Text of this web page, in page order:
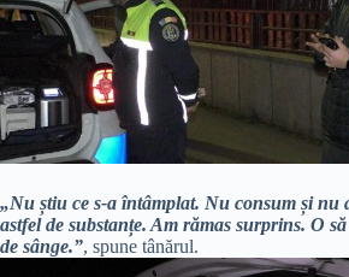
„Nu știu ce s-a întâmplat. Nu consum și nu
astfel de substanțe. Am rămas surprins. O
de sânge.”, spune tânărul.